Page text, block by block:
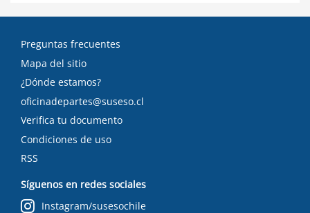
Preguntas frecuentes
Mapa del sitio
¿Dónde estamos?
oficinadepartes@suseso.cl
Verifica tu documento
Condiciones de uso
RSS
Síguenos en redes sociales
Instagram/susesochile